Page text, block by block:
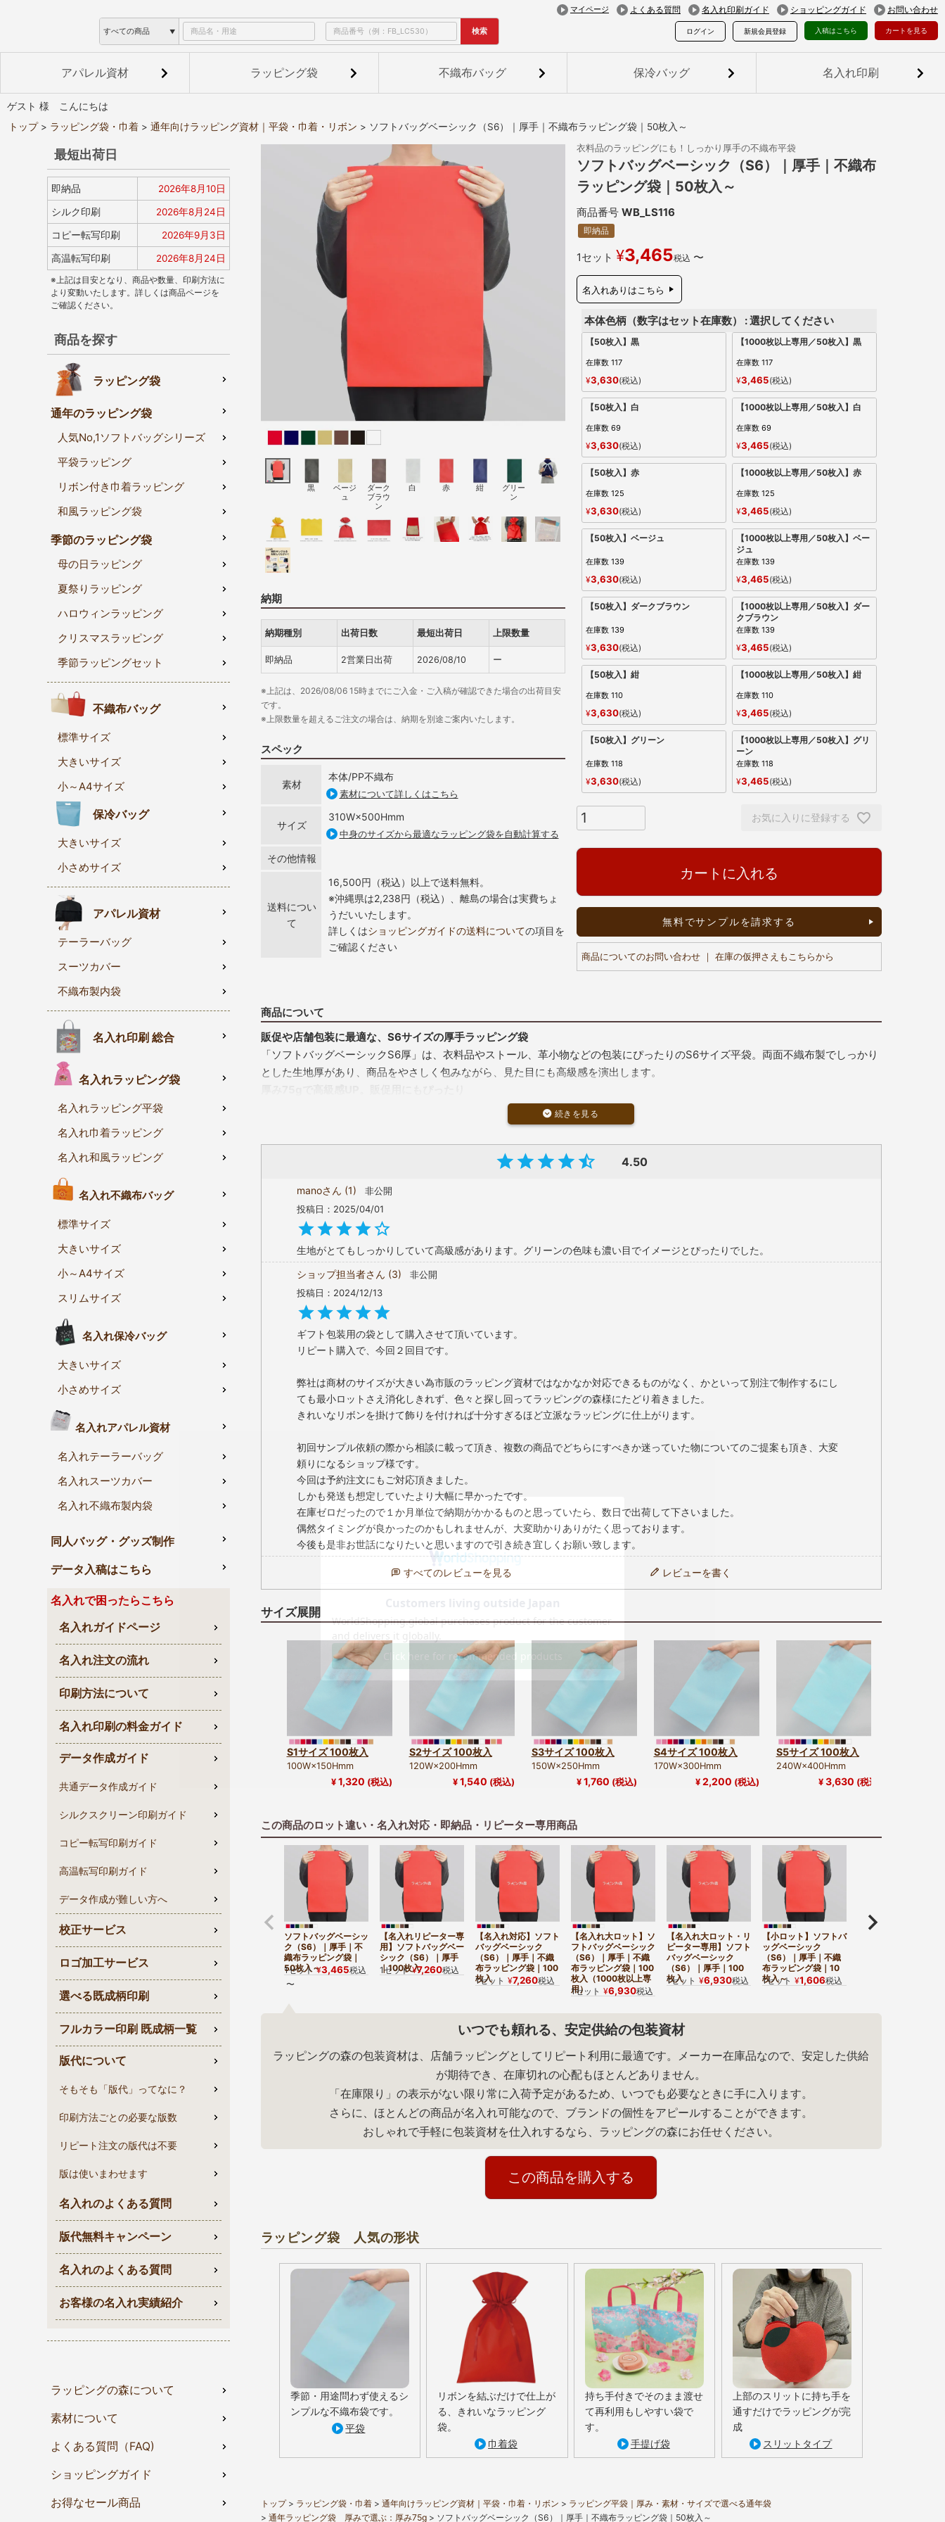
検索
マイページ よくある質問 名入れ印刷ガイド ショッピングガイド お問い合わせ
カートを見る
入稿はこちら
ログイン 新規会員登録
アパレル資材 ラッピング袋 不織布バッグ 保冷バッグ 名入れ印刷
ゲスト 様 こんにちは
トップ ラッピング袋・巾着 通年向けラッピング資材｜平袋・巾着・リボン ソフトバッグベーシック（S6）｜厚手｜不織布ラッピング袋｜50枚入～
最短出荷日
即納品 2026年8月10日
シルク印刷 2026年8月24日
コピー転写印刷 2026年9月3日
高温転写印刷 2026年8月24日
※上記は目安となり、商品や数量、印刷方法に
より変動いたします。詳しくは商品ページを
ご確認ください。
商品を探す
ラッピング袋
通年のラッピング袋
人気No,1ソフトバッグシリーズ
平袋ラッピング
リボン付き巾着ラッピング
和風ラッピング袋
季節のラッピング袋
母の日ラッピング
夏祭りラッピング
ハロウィンラッピング
クリスマスラッピング
季節ラッピングセット
不織布バッグ
標準サイズ
大きいサイズ
小～A4サイズ
保冷バッグ
大きいサイズ
小さめサイズ
アパレル資材
テーラーバッグ
スーツカバー
不織布製内袋
名入れ印刷 総合
名入れラッピング袋
名入れラッピング平袋
名入れ巾着ラッピング
名入れ和風ラッピング
名入れ不織布バッグ
標準サイズ
大きいサイズ
小～A4サイズ
スリムサイズ
名入れ保冷バッグ
大きいサイズ
小さめサイズ
名入れアパレル資材
名入れテーラーバッグ
名入れスーツカバー
名入れ不織布製内袋
同人バッグ・グッズ制作
データ入稿はこちら
名入れで困ったらこちら
名入れガイドページ
名入れ注文の流れ
印刷方法について
名入れ印刷の料金ガイド
データ作成ガイド
共通データ作成ガイド
シルクスクリーン印刷ガイド
コピー転写印刷ガイド
高温転写印刷ガイド
データ作成が難しい方へ
校正サービス
ロゴ加工サービス
選べる既成柄印刷
フルカラー印刷 既成柄一覧
版代について
そもそも「版代」ってなに？
印刷方法ごとの必要な版数
リピート注文の版代は不要
版は使いまわせます
名入れのよくある質問
版代無料キャンペーン
名入れのよくある質問
お客様の名入れ実績紹介
ラッピングの森について
素材について
よくある質問（FAQ)
ショッピングガイド
お得なセール商品
黒
ベージ
ュ
ダーク
ブラウ
ン
白 赤 紺
グリー
ン
納期
納期種別 出荷日数 最短出荷日 上限数量
即納品 2営業日出荷 2026/08/10 ー
※上記は、2026/08/06 15時までにご入金・ご入稿が確認できた場合の出荷目安
です。
※上限数量を超えるご注文の場合は、納期を別途ご案内いたします。
スペック
素材
本体/PP不織布
素材について詳しくはこちら
サイズ
310W×500Hmm
中身のサイズから最適なラッピング袋を自動計算する
その他情報
送料につい
て
16,500円（税込）以上で送料無料。
※沖縄県は2,238円（税込）、離島の場合は実費ちょ
うだいいたします。
詳しくはショッピングガイドの送料についての項目を
ご確認ください
衣料品のラッピングにも！しっかり厚手の不織布平袋
ソフトバッグベーシック（S6）｜厚手｜不織布
ラッピング袋｜50枚入～
商品番号 WB_LS116
即納品
1セット ¥3,465税込 〜
名入れありはこちら
本体色柄（数字はセット在庫数） 選択してください
【50枚入】黒
在庫数 117
¥3,630 税込
【1000枚以上専用／50枚入】黒
在庫数 117
¥3,465 税込
【50枚入】白
在庫数 69
¥3,630 税込
【1000枚以上専用／50枚入】白
在庫数 69
¥3,465 税込
【50枚入】赤
在庫数 125
¥3,630 税込
【1000枚以上専用／50枚入】赤
在庫数 125
¥3,465 税込
【50枚入】ベージュ
在庫数 139
¥3,630 税込
【1000枚以上専用／50枚入】ベー
ジュ
在庫数 139
¥3,465 税込
【50枚入】ダークブラウン
在庫数 139
¥3,630 税込
【1000枚以上専用／50枚入】ダー
クブラウン
在庫数 139
¥3,465 税込
【50枚入】紺
在庫数 110
¥3,630 税込
【1000枚以上専用／50枚入】紺
在庫数 110
¥3,465 税込
【50枚入】グリーン
在庫数 118
¥3,630 税込
【1000枚以上専用／50枚入】グリ
ーン
在庫数 118
¥3,465 税込
お気に入りに登録する
カートに入れる
無料でサンプルを請求する
商品についてのお問い合わせ ｜ 在庫の仮押さえもこちらから
商品について
販促や店舗包装に最適な、S6サイズの厚手ラッピング袋
「ソフトバッグベーシックS6厚」は、衣料品やストール、革小物などの包装にぴったりのS6サイズ平袋。両面不織布製でしっかり
とした生地厚があり、商品をやさしく包みながら、見た目にも高級感を演出します。
通常の薄手タイプ（40g）より厚みのある75g生地を使用しており、無料ラッピングサービス用としても印象よくご利用いただけま
小ロット・大口、どちらのご注文にも対応
用途や在庫状況に合わせて柔軟に選べます
全7色から選べるカラーバリエーション
カラー：赤、紺、ダークブラウン、白、黒、ベージュ、グリーン
ブランドカラーや使用シーンに合わせて選べます
ラッピングアレンジにも対応
別売りのカットリボンで簡単に口留め可能
→カットリボンはこちら
薄手タイプをご希望の方は
コストパフォーマンスと品質のバランスが良く、店舗用ラッピングや販促資材として大変人気のシリーズです。
4.50
mano 1
非公開
投稿日
2025/04/01
生地がとてもしっかりしていて高級感があります。グリーンの色味も濃い目でイメージとぴったりでした。
ショップ担当者
3
非公開
投稿日
2024/12/13
ギフト包装用の袋として購入させて頂いています。
リピート購入で、今回２回目です。
弊社は商材のサイズが大きい為市販のラッピング資材ではなかなか対応できるものがなく、かといって別注で制作するにし
ても最小ロットさえ消化しきれず、色々と探し回ってラッピングの森様にたどり着きました。
きれいなリボンを掛けて飾りを付ければ十分すぎるほど立派なラッピングに仕上がります。
初回サンプル依頼の際から相談に載って頂き、複数の商品でどちらにすべきか迷っていた物についてのご提案も頂き、大変
頼りになるショップ様です。
今回は予約注文にもご対応頂きました。
しかも発送も想定していたより大幅に早かったです。
在庫ゼロだったので１か月単位で納期がかかるものと思っていたら、数日で出荷して下さいました。
偶然タイミングが良かったのかもしれませんが、大変助かりありがたく思っております。
今後も是非お世話になりたいと思いますので引き続き宜しくお願い致します。
すべてのレビューを見る レビューを書く
サイズ展開
S1サイズ 100枚入
100W×150Hmm
¥ 1,320 (税込)
S2サイズ 100枚入
120W×200Hmm
¥ 1,540 (税込)
S3サイズ 100枚入
150W×250Hmm
¥ 1,760 (税込)
S4サイズ 100枚入
170W×300Hmm
¥ 2,200 (税込)
S5サイズ 100枚入
240W×400Hmm
¥ 3,630 (税込)
この商品のロット違い・名入れ対応・即納品・リピーター専用商品
ソフトバッグベーシッ
ク（S6）｜厚手｜不
織布ラッピング袋｜
50枚入～
1セット ¥3,465税込
〜
【名入れリピーター専
用】ソフトバッグベー
シック（S6）｜厚手
｜100枚入
1セット ¥7,260税込
【名入れ対応】ソフト
バッグベーシック
（S6）｜厚手｜不織
布ラッピング袋｜100
枚入
1セット ¥7,260税込
【名入れ大ロット】ソ
フトバッグベーシック
（S6）｜厚手｜不織
布ラッピング袋｜100
枚入（1000枚以上専
用）
1セット ¥6,930税込
【名入れ大ロット・リ
ピーター専用】ソフト
バッグベーシック
（S6）｜厚手｜100
枚入
1セット ¥6,930税込
【小ロット】ソフトバ
ッグベーシック
（S6）｜厚手｜不織
布ラッピング袋｜10
枚入～
1セット ¥1,606税込
いつでも頼れる、安定供給の包装資材
ラッピングの森の包装資材は、店舗ラッピングとしてリピート利用に最適です。メーカー在庫品なので、安定した供給
が期待でき、在庫切れの心配もほとんどありません。
「在庫限り」の表示がない限り常に入荷予定があるため、いつでも必要なときに手に入ります。
さらに、ほとんどの商品が名入れ可能なので、ブランドの個性をアピールすることができます。
おしゃれで手軽に包装資材を仕入れするなら、ラッピングの森にお任せください。
この商品を購入する
ラッピング袋 人気の形状
季節・用途問わず使えるシ
ンプルな不織布袋です。
平袋
リボンを結ぶだけで仕上が
る、きれいなラッピング
袋。
巾着袋
持ち手付きでそのまま渡せ
て再利用もしやすい袋で
す。
手提げ袋
上部のスリットに持ち手を
通すだけでラッピングが完
成
スリットタイプ
トップ ラッピング袋・巾着 通年向けラッピング資材｜平袋・巾着・リボン
ラッピング平袋｜厚み・素材・サイズで選べる通年袋
通年ラッピング袋 厚みで選ぶ：厚み75g
ソフトバッグベーシック（S6）｜厚手｜不織布ラッピング袋｜50枚入～